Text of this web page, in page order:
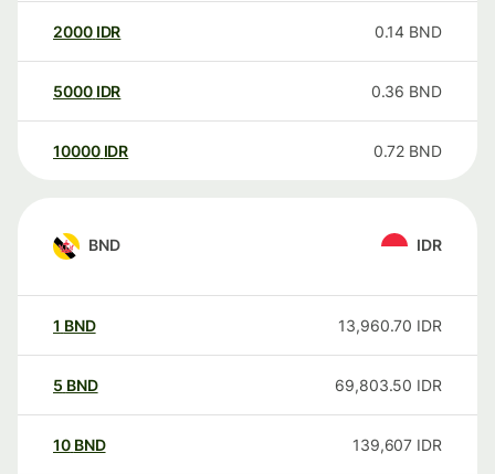
2000 IDR 0.14 BND
5000 IDR 0.36 BND
10000 IDR 0.72 BND
BND IDR
1 BND 13,960.70 IDR
5 BND 69,803.50 IDR
10 BND 139,607 IDR